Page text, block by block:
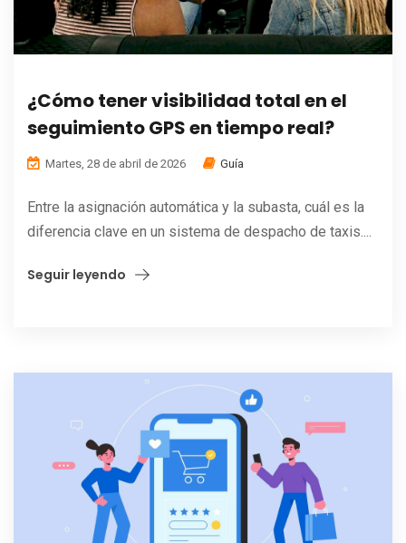
¿Cómo tener visibilidad total en el
seguimiento GPS en tiempo real?
Martes, 28 de abril de 2026 Guía
Entre la asignación automática y la subasta, cuál es la
diferencia clave en un sistema de despacho de taxis....
Seguir leyendo